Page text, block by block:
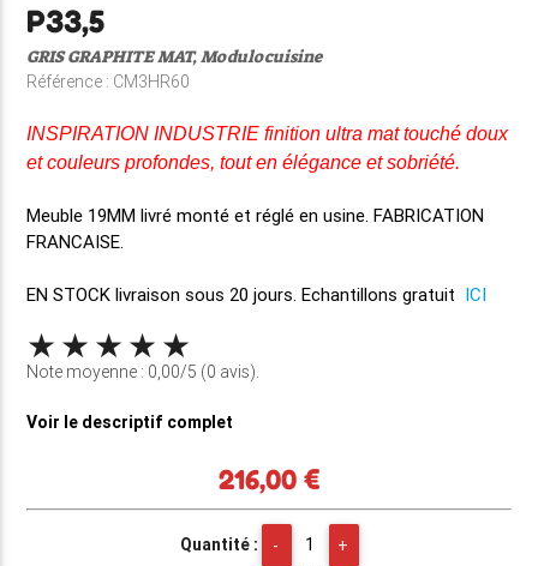
P33,5
GRIS GRAPHITE MAT, Modulocuisine
Référence : CM3HR60
INSPIRATION INDUSTRIE finition ultra mat touché doux
et couleurs profondes, tout en élégance et sobriété.
Meuble 19MMlivré monté et réglé en usine. FABRICATION
FRANCAISE.
EN STOCK livraison sous 20 jours. Echantillons gratuit ICI
Note moyenne : 0,00/5 (0 avis).
Voir le descriptif complet
216,00 €
Quantité :